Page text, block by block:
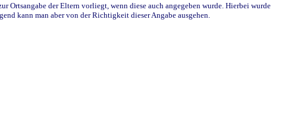
Ortsangabe der Eltern vorliegt, wenn diese auch angegeben wurde. Hierbei wurde
kann man aber von der Richtigkeit dieser Angabe ausgehen.